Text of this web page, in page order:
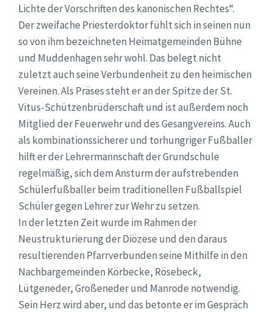
Lichte der Vorschriften des kanonischen Rechtes“.
Der zweifache Priesterdoktor fühlt sich in seinen nun
so von ihm bezeichneten Heimatgemeinden Bühne
und Muddenhagen sehr wohl. Das belegt nicht
zuletzt auch seine Verbundenheit zu den heimischen
Vereinen. Als Präses steht er an der Spitze der St.
Vitus-Schützenbrüderschaft und ist außerdem noch
Mitglied der Feuerwehr und des Gesangvereins. Auch
als kombinationssicherer und torhungriger Fußballer
hilft er der Lehrermannschaft der Grundschule
regelmäßig, sich dem Ansturm der aufstrebenden
Schülerfußballer beim traditionellen Fußballspiel
Schüler gegen Lehrer zur Wehr zu setzen.
In der letzten Zeit wurde im Rahmen der
Neustrukturierung der Diözese und den daraus
resultierenden Pfarrverbunden seine Mithilfe in den
Nachbargemeinden Körbecke, Rösebeck,
Lütgeneder, Großeneder und Manrode notwendig.
Sein Herz wird aber, und das betonte er im Gespräch